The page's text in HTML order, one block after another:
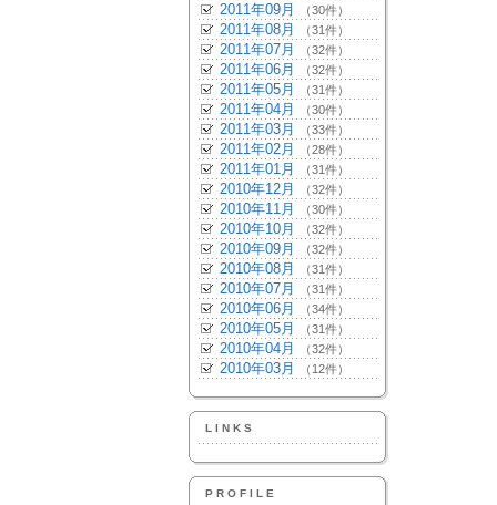
2011年09月 （30件）
2011年08月 （31件）
2011年07月 （32件）
2011年06月 （32件）
2011年05月 （31件）
2011年04月 （30件）
2011年03月 （33件）
2011年02月 （28件）
2011年01月 （31件）
2010年12月 （32件）
2010年11月 （30件）
2010年10月 （32件）
2010年09月 （32件）
2010年08月 （31件）
2010年07月 （31件）
2010年06月 （34件）
2010年05月 （31件）
2010年04月 （32件）
2010年03月 （12件）
LINKS
PROFILE